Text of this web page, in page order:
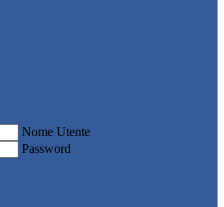
Nome Utente
Password